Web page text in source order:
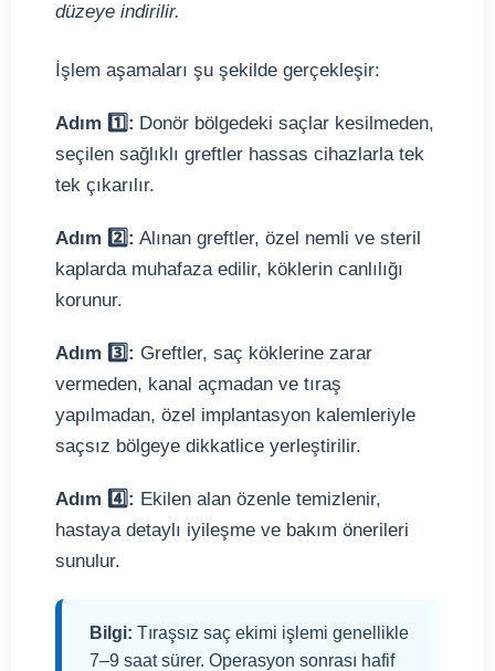
düzeye indirilir.
İşlem aşamaları şu şekilde gerçekleşir:
Adım 1️⃣: Donör bölgedeki saçlar kesilmeden,
seçilen sağlıklı greftler hassas cihazlarla tek
tek çıkarılır.
Adım 2️⃣: Alınan greftler, özel nemli ve steril
kaplarda muhafaza edilir, köklerin canlılığı
korunur.
Adım 3️⃣: Greftler, saç köklerine zarar
vermeden, kanal açmadan ve tıraş
yapılmadan, özel implantasyon kalemleriyle
saçsız bölgeye dikkatlice yerleştirilir.
Adım 4️⃣: Ekilen alan özenle temizlenir,
hastaya detaylı iyileşme ve bakım önerileri
sunulur.
Bilgi: Tıraşsız saç ekimi işlemi genellikle
7–9 saat sürer. Operasyon sonrası hafif